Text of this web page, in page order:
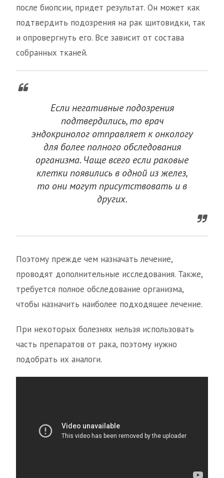
после биопсии, придет результат. Он может как
подтвердить подозрения на рак щитовидки, так
и опровергнуть его. Все зависит от состава
собранных тканей.
Если негативные подозрения
подтвердились, то врач
эндокринолог отправляет к онкологу
для более полного обследования
организма. Чаще всего если раковые
клетки появились в одной из желез,
то они могут присутствовать и в
других.
Поэтому прежде чем назначать лечение,
проводят дополнительные исследования. Также,
требуется полное обследование организма,
чтобы назначить наиболее подходящее лечение.
При некоторых болезнях нельзя использовать
часть препаратов от рака, поэтому нужно
подобрать их аналоги.